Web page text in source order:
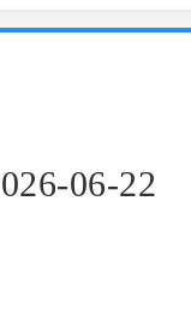
06-22